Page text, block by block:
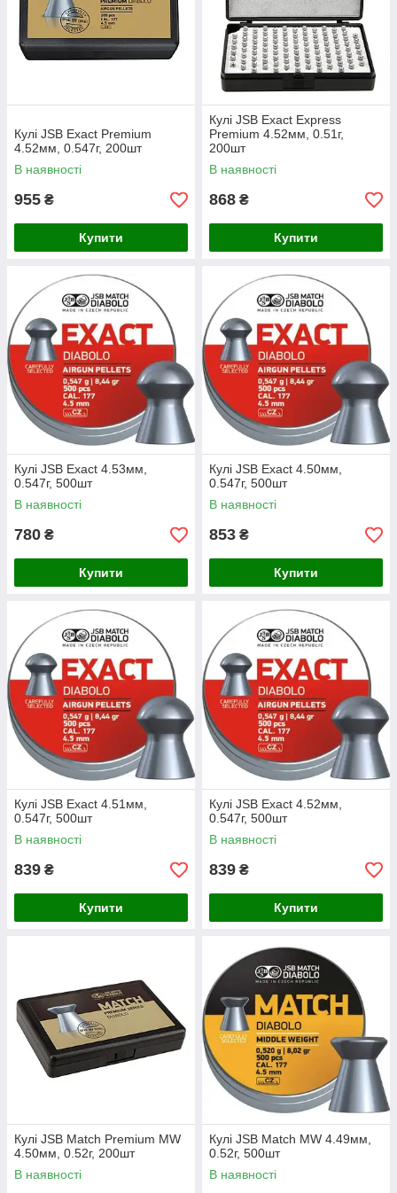
Кулі JSB Exact Premium
4.52мм, 0.547г, 200шт
В наявності
955 ₴
Купити
Кулі JSB Exact Express
Premium 4.52мм, 0.51г,
200шт
В наявності
868 ₴
Купити
Кулі JSB Exact 4.53мм,
0.547г, 500шт
В наявності
780 ₴
Купити
Кулі JSB Exact 4.50мм,
0.547г, 500шт
В наявності
853 ₴
Купити
Кулі JSB Exact 4.51мм,
0.547г, 500шт
В наявності
839 ₴
Купити
Кулі JSB Exact 4.52мм,
0.547г, 500шт
В наявності
839 ₴
Купити
Кулі JSB Match Premium MW
4.50мм, 0.52г, 200шт
В наявності
Кулі JSB Match MW 4.49мм,
0.52г, 500шт
В наявності